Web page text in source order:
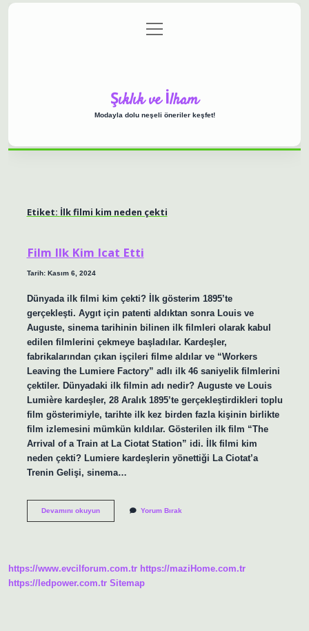
Gizlilik Politikası
menüyü
aç
Şıklık ve İlham
Modayla dolu neşeli öneriler keşfet!
Etiket: İlk filmi kim neden çekti
Film Ilk Kim Icat Etti
Tarih: Kasım 6, 2024
Dünyada ilk filmi kim çekti? İlk gösterim 1895’te
gerçekleşti. Aygıt için patenti aldıktan sonra Louis ve
Auguste, sinema tarihinin bilinen ilk filmleri olarak kabul
edilen filmlerini çekmeye başladılar. Kardeşler,
fabrikalarından çıkan işçileri filme aldılar ve “Workers
Leaving the Lumiere Factory” adlı ilk 46 saniyelik filmlerini
çektiler. Dünyadaki ilk filmin adı nedir? Auguste ve Louis
Lumière kardeşler, 28 Aralık 1895’te gerçekleştirdikleri toplu
film gösterimiyle, tarihte ilk kez birden fazla kişinin birlikte
film izlemesini mümkün kıldılar. Gösterilen ilk film “The
Arrival of a Train at La Ciotat Station” idi. İlk filmi kim
neden çekti? Lumiere kardeşlerin yönettiği La Ciotat’a
Trenin Gelişi, sinema…
Devamını okuyunFilm
Yorum Bırak
https://www.evcilforum.com.tr https://maziHome.com.tr
https://ledpower.com.tr Sitemap